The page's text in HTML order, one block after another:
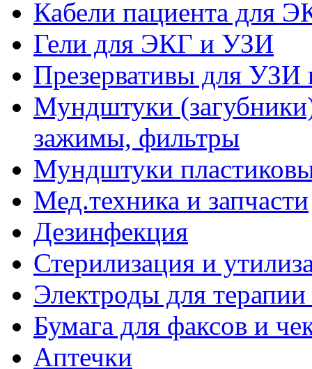
Кабели пациента для
Гели для ЭКГ и УЗИ
Презервативы для УЗИ
Мундштуки
зажимы, фильтры
Мундштуки
Мед.техника и запчасти
Дезинфекция
Стерилизация и
Электроды для
Бумага для факсов и
Аптечки